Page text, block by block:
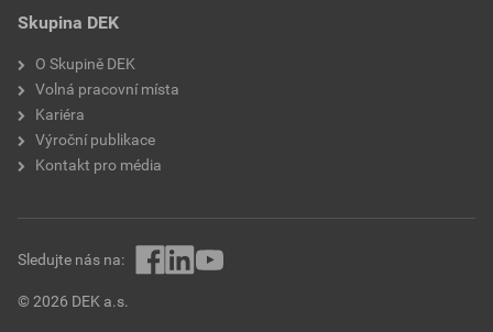
Skupina DEK
O Skupině DEK
Volná pracovní místa
Kariéra
Výroční publikace
Kontakt pro média
© 2026 DEK a.s.
Sledujte nás na: